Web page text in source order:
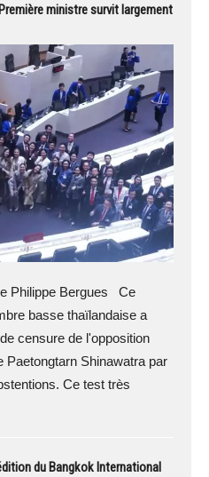
ministre survit largement
Philippe Bergues Ce
basse thaïlandaise a
censure de l'opposition
Shinawatra par
Ce test très
du Bangkok International